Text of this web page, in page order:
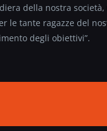
della nostra
le tante ragazze del
degli obiettivi”.